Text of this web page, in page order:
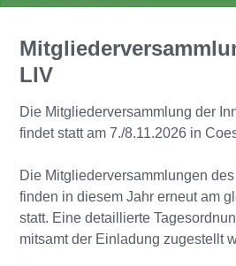
LIV
Die Mitgliederversammlung der
findet statt am 7./8.11.2026 in
Die Mitgliederversammlungen
finden in diesem Jahr erneut am
statt. Eine detaillierte
mitsamt der Einladung zugestellt